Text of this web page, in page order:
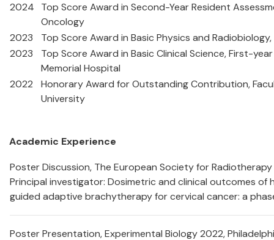
2024
Top Score Award in Second-Year Resident
Oncology
2023
Top Score Award in Basic Physics and
2023
Top Score Award in Basic Clinical Science, First-
Memorial Hospital
2022
Honorary Award for Outstanding Contribution,
University
Academic Experience
Poster Discussion, The European Society for
Principal investigator: Dosimetric and clinical outcomes of
guided adaptive brachytherapy for cervical cancer: a
Poster Presentation, Experimental Biology 2022,